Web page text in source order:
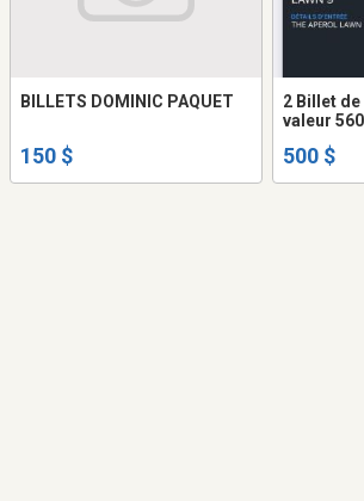
BILLETS DOMINIC PAQUET
150 $
2 Billet
valeur
500 $